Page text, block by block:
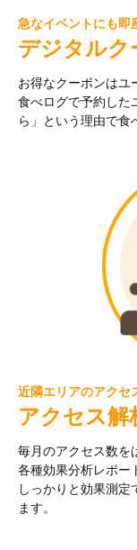
急なイベントにも即
デジタルク
お得なクーポンはユ
食べログで予約した
ら」という理由で食
近隣エリアのアクセ
アクセス解
毎月のアクセス数を
各種効果分析レポー
しっかりと効果測
ます。